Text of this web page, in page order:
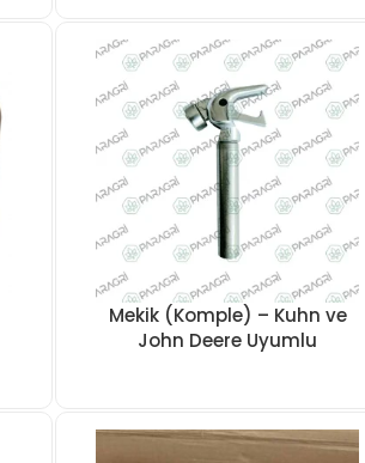
Mekik (Komple) – Kuhn ve
John Deere Uyumlu